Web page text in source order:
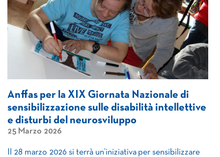
Anffas per la XIX Giornata Nazionale di
sensibilizzazione sulle disabilità intellettive
e disturbi del neurosviluppo
25 Marzo 2026
Il 28 marzo 2026 si terrà un’iniziativa per sensibilizzare